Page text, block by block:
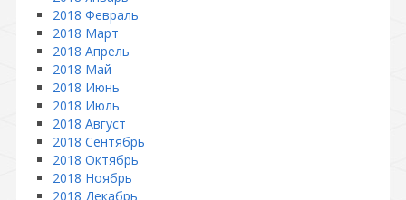
2018 Февраль
2018 Март
2018 Апрель
2018 Май
2018 Июнь
2018 Июль
2018 Август
2018 Сентябрь
2018 Октябрь
2018 Ноябрь
2018 Декабрь